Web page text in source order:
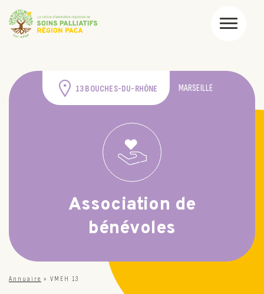
13 BOUCHES-DU-RHÔNE MARSEILLE
Association de
bénévoles
Annuaire » VMEH 13